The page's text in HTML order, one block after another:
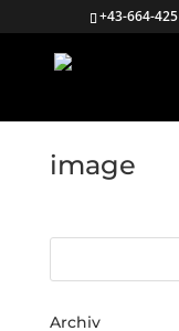
+43-664-
image
Archiv